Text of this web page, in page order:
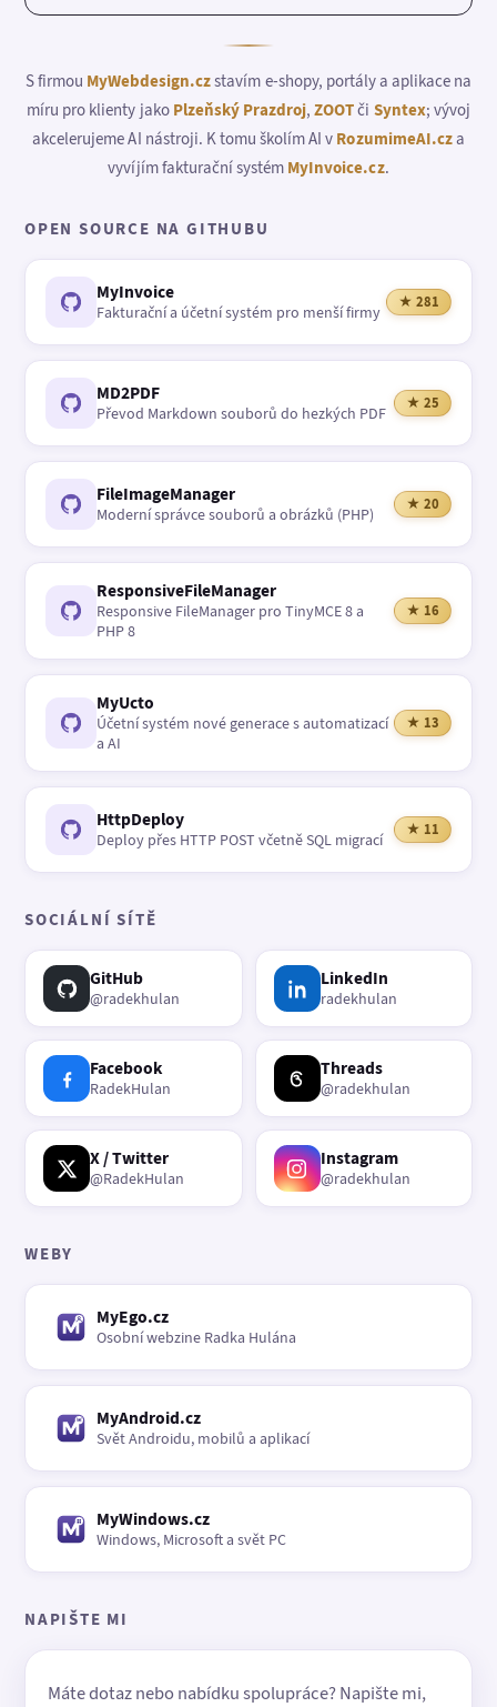
S firmou MyWebdesign.czstavím e-shopy, portály a aplikace na
míru pro klienty jako Plzeňský Prazdroj,ZOOTči Syntex; vývoj
akcelerujeme AI nástroji. K tomu školím AI v RozumimeAI.cza
vyvíjím fakturační systém MyInvoice.cz.
OPEN SOURCE NA GITHUBU
MyInvoice
Fakturační a účetní systém pro menší firmy
★ 281
MD2PDF
Převod Markdown souborů do hezkých PDF
★ 25
FileImageManager
Moderní správce souborů a obrázků (PHP)
★ 20
ResponsiveFileManager
Responsive FileManager pro TinyMCE 8 a
PHP 8
★ 16
MyUcto
Účetní systém nové generace s automatizací
a AI
★ 13
HttpDeploy
Deploy přes HTTP POST včetně SQL migrací
★ 11
SOCIÁLNÍ SÍTĚ
GitHub
@radekhulan
LinkedIn
radekhulan
Facebook
RadekHulan
Threads
@radekhulan
X / Twitter
@RadekHulan
Instagram
@radekhulan
WEBY
MyEgo.cz
Osobní webzine Radka Hulána
MyAndroid.cz
Svět Androidu, mobilů a aplikací
MyWindows.cz
Windows, Microsoft a svět PC
NAPIŠTE MI
Máte dotaz nebo nabídku spolupráce? Napište mi,